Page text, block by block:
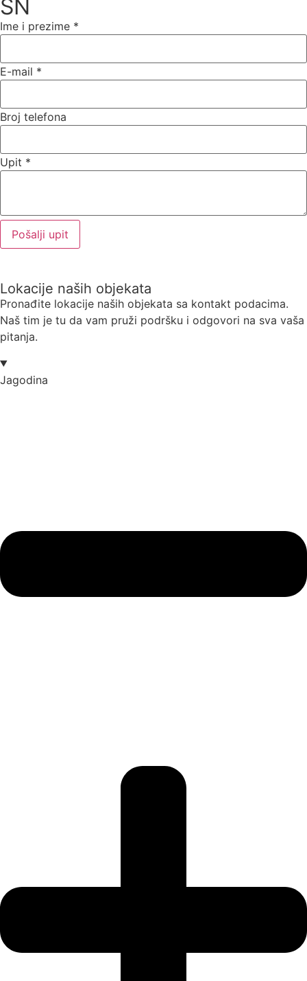
SN
Ime i prezime *
E-mail *
Broj telefona
Upit *
Pošalji upit
Lokacije naših objekata
Pronađite lokacije naših objekata sa kontakt podacima.
Naš tim je tu da vam pruži podršku i odgovori na sva vaša
pitanja.
Jagodina